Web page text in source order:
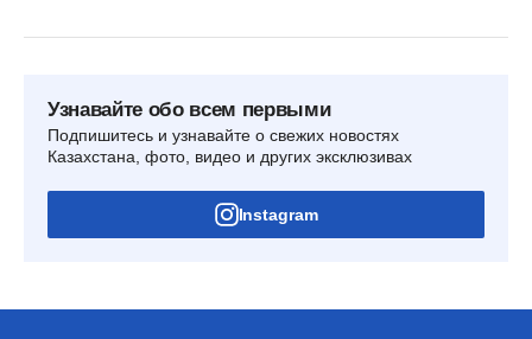
Узнавайте обо всем первыми
Подпишитесь и узнавайте о свежих новостях
Казахстана, фото, видео и других эксклюзивах
Instagram